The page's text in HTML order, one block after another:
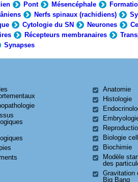
Pont Mésencéphale
Nerfs spinaux (rachidiens)
Cytologie du SN Neurones
Récepteurs membranaires
Synapses
Anatomie
Histologie
Biologie
Biochimie
Modèle
des
Gravitation
Big Bang